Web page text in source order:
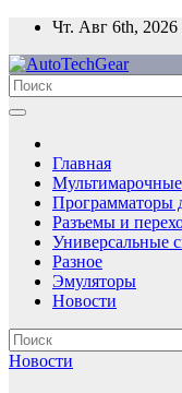
Перейти
содержимому
Чт. Авг 6th, 2026
Главная
Программаторы
Разъемы и
Универсальные
Разное
Эмуляторы
Новости
Новости